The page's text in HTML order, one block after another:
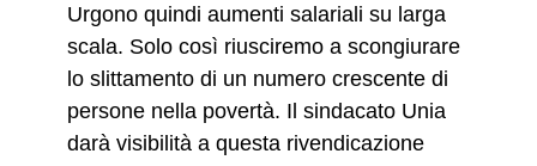
Urgono quindi aumenti salariali su larga
scala. Solo così riusciremo a scongiurare
lo slittamento di un numero crescente di
persone nella povertà. Il sindacato Unia
darà visibilità a questa rivendicazione